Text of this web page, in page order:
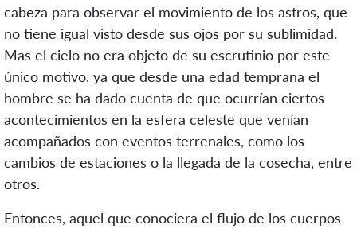
cabeza para observar el movimiento de los astros, que
no tiene igual visto desde sus ojos por su sublimidad.
Mas el cielo no era objeto de su escrutinio por este
único motivo, ya que desde una edad temprana el
hombre se ha dado cuenta de que ocurrían ciertos
acontecimientos en la esfera celeste que venían
acompañados con eventos terrenales, como los
cambios de estaciones o la llegada de la cosecha, entre
otros.
Entonces, aquel que conociera el flujo de los cuerpos